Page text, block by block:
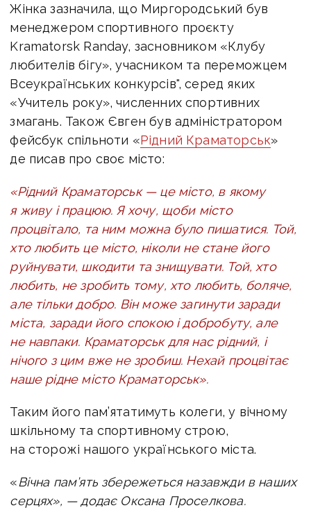
Жінка зазначила, що Миргородський був
менеджером спортивного проєкту
Kramatorsk Randay, засновником «Клубу
любителів бігу», учасником та переможцем
Всеукраїнських конкурсів", серед яких
«Учитель року», численних спортивних
змагань. Також Євген був адміністратором
фейсбук спільноти «Рідний Краматорськ»
де писав про своє місто:
«Рідний Краматорськ — це місто, в якому
я живу і працюю. Я хочу, щоби місто
процвітало, та ним можна було пишатися. Той,
хто любить це місто, ніколи не стане його
руйнувати, шкодити та знищувати. Той, хто
любить, не зробить тому, хто любить, боляче,
але тільки добро. Він може загинути заради
міста, заради його спокою і добробуту, але
не навпаки. Краматорськ для нас рідний, і
нічого з цим вже не зробиш. Нехай процвітає
наше рідне місто Краматорськ».
Таким його пам’ятатимуть колеги, у вічному
шкільному та спортивному строю,
на сторожі нашого українського міста.
«Вічна пам’ять збережеться назавжди в наших
серцях», — додає Оксана Проселкова.